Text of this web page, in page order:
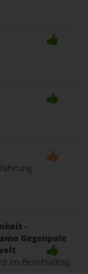
-
Gegenpole
im Berufsalltag